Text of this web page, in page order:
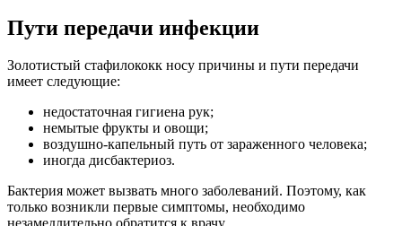
Пути передачи инфекции
Золотистый стафилококк носу причины и пути передачи
имеет следующие:
недостаточная гигиена рук;
немытые фрукты и овощи;
воздушно-капельный путь от зараженного человека;
иногда дисбактериоз.
Бактерия может вызвать много заболеваний. Поэтому, как
только возникли первые симптомы, необходимо